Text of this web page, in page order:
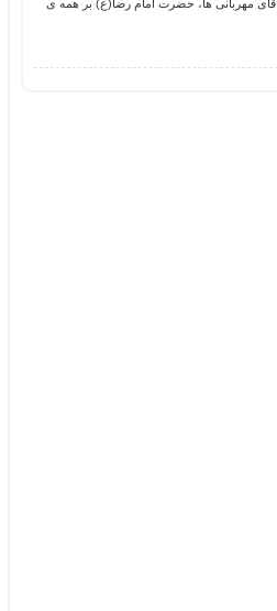
مهربانی ها، حضرت امام رضا(ع) بر همه ی